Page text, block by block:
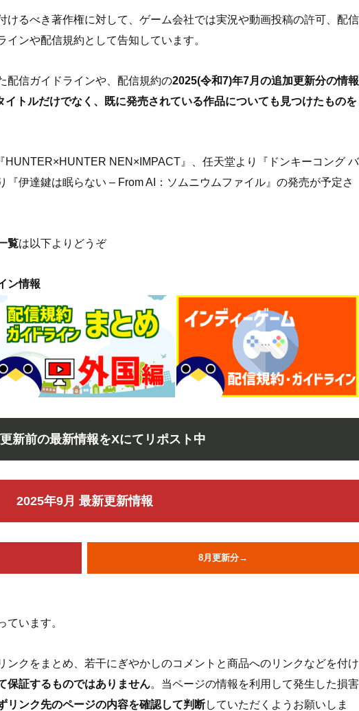
けるべき著作権に対して、ゲーム会社では実況や動画投稿の許可、配信
ンや配信規約として告知しています。
配信ガイドラインや、配信規約の2025(令和7)年7月の追加更新分の情報
イトルだけでなく、既に発売されている作品についても見つけたものを
HUNTER×HUNTER NEN×IMPACT』、任天堂より『ドンキーコング バ
伊達鍵は眠らない – From AI：ソムニウムファイル』の発売が予定さ
覧は以下よりどうぞ
ン情報
新前の最新情報をXにてリポスト中
2025年9月 最新更新情報
8月更新分→
ています。
ンクをまとめ、若干にぎやかしのコメントと商品へのリンクなどを付け
保証するものではありません。当ページの情報を利用して発生した損害
リンク先のページの内容を確認して判断していただくようお願いしま